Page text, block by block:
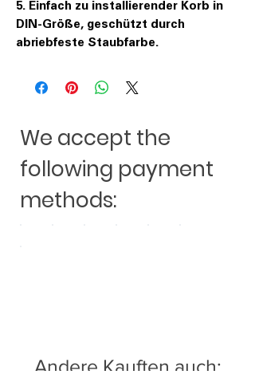
5. Einfach zu installierender Korb in
DIN-Größe, geschützt durch
abriebfeste Staubfarbe.
We accept the
following payment
methods:
Andere Kauften auch: